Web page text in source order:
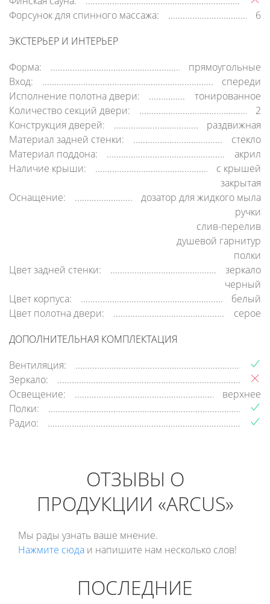
Форсунок для спинного массажа:
6
ЭКСТЕРЬЕР И ИНТЕРЬЕР
Форма:
прямоугольные
Вход:
спереди
Исполнение полотна двери:
тонированное
Количество секций двери:
2
Конструкция дверей:
раздвижная
Материал задней стенки:
стекло
Материал поддона:
акрил
Наличие крыши:
c крышей
закрытая
Оснащение:
дозатор для жидкого мыла
ручки
слив-перелив
душевой гарнитур
полки
Цвет задней стенки:
зеркало
черный
Цвет корпуса:
белый
Цвет полотна двери:
серое
ДОПОЛНИТЕЛЬНАЯ КОМПЛЕКТАЦИЯ
Вентиляция:
Зеркало:
Освещение:
верхнее
Полки:
Радио:
ОТЗЫВЫ О
ПРОДУКЦИИ «ARCUS»
Мы рады узнать ваше мнение.
Нажмите сюда и напишите нам несколько слов!
ПОСЛЕДНИЕ